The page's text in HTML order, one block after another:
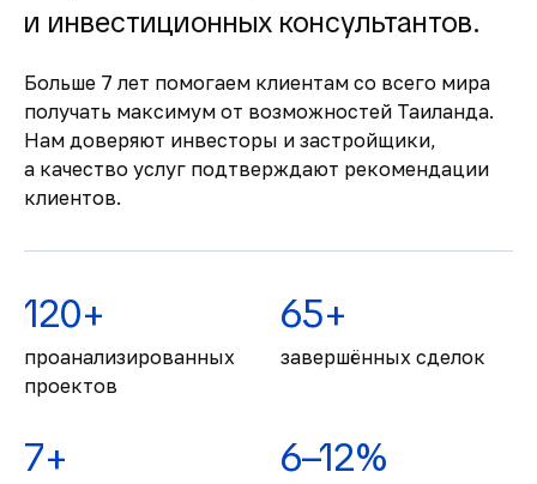
Комфортная жизнь и
инфраструктура
Современные больницы, международные
школы, торговые центры и высокий
уровень сервиса обеспечивают комфорт
для жизни и отдыха.
и инвестиционных консультантов.
Больше 7 лет помогаем клиентам со всего мира
получать максимум от возможностей Таиланда.
Нам доверяют инвесторы и застройщики,
а качество услуг подтверждают рекомендации
клиентов.
120+
проанализированных
проектов
65+
завершённых сделок
7+ 6–12%